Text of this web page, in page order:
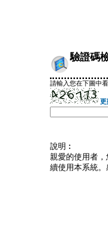
驗證碼
請輸入您在下圖中
更
說明︰
親愛的使用者
續使用本系統。